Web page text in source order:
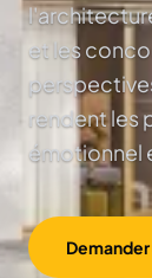
et les
rendent les
émotionnel